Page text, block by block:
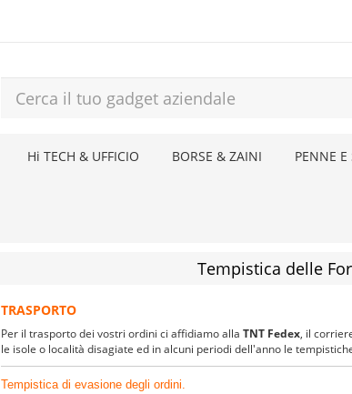
Hi TECH & UFFICIO BORSE & ZAINI PENNE E
Tempistica delle
TRASPORTO
Per il trasporto dei vostri ordini ci affidiamo alla TNT Fedex, il
le isole o località disagiate ed in alcuni periodi dell'anno le
Tempistica di evasione degli ordini.